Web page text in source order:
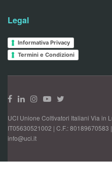
Legal
Informativa Privacy
Termini e Condizioni
UCI Unione Coltivatori Italiani Via in
IT05630521002 | C.F.:
info@uci.it